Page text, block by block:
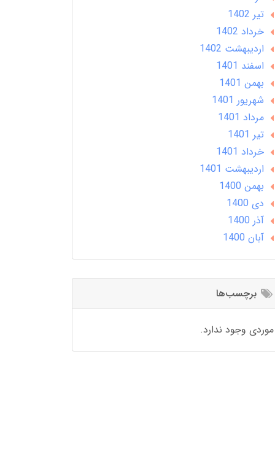
تير 1402
خرداد 1402
ارديبهشت 1402
اسفند 1401
بهمن 1401
شهریور 1401
مرداد 1401
تير 1401
خرداد 1401
ارديبهشت 1401
بهمن 1400
دی 1400
آذر 1400
آبان 1400
برچسب‌ها
موردی وجود ندارد.